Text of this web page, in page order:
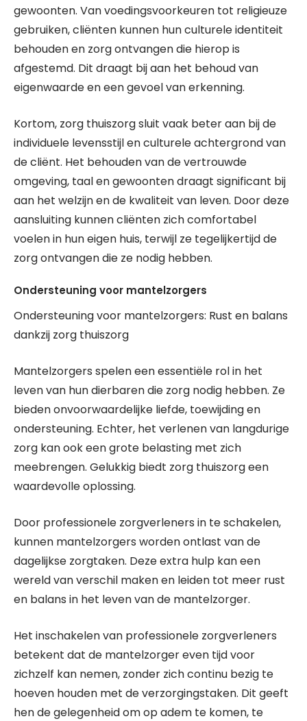
gewoonten. Van voedingsvoorkeuren tot religieuze
gebruiken, cliënten kunnen hun culturele identiteit
behouden en zorg ontvangen die hierop is
afgestemd. Dit draagt bij aan het behoud van
eigenwaarde en een gevoel van erkenning.
Kortom, zorg thuiszorg sluit vaak beter aan bij de
individuele levensstijl en culturele achtergrond van
de cliënt. Het behouden van de vertrouwde
omgeving, taal en gewoonten draagt significant bij
aan het welzijn en de kwaliteit van leven. Door deze
aansluiting kunnen cliënten zich comfortabel
voelen in hun eigen huis, terwijl ze tegelijkertijd de
zorg ontvangen die ze nodig hebben.
Ondersteuning voor mantelzorgers
Ondersteuning voor mantelzorgers: Rust en balans
dankzij zorg thuiszorg
Mantelzorgers spelen een essentiële rol in het
leven van hun dierbaren die zorg nodig hebben. Ze
bieden onvoorwaardelijke liefde, toewijding en
ondersteuning. Echter, het verlenen van langdurige
zorg kan ook een grote belasting met zich
meebrengen. Gelukkig biedt zorg thuiszorg een
waardevolle oplossing.
Door professionele zorgverleners in te schakelen,
kunnen mantelzorgers worden ontlast van de
dagelijkse zorgtaken. Deze extra hulp kan een
wereld van verschil maken en leiden tot meer rust
en balans in het leven van de mantelzorger.
Het inschakelen van professionele zorgverleners
betekent dat de mantelzorger even tijd voor
zichzelf kan nemen, zonder zich continu bezig te
hoeven houden met de verzorgingstaken. Dit geeft
hen de gelegenheid om op adem te komen, te